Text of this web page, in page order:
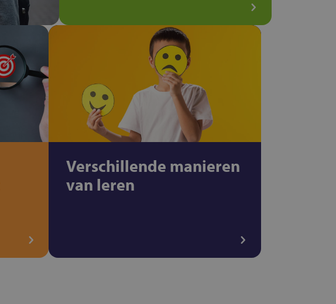
Verschillende manieren
van leren